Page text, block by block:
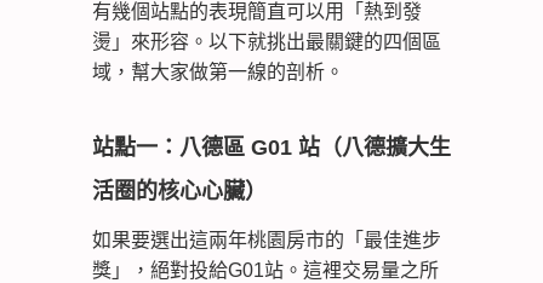
有幾個站點的表現簡直可以用「熱到發
燙」來形容。以下就挑出最關鍵的四個區
域，幫大家做第一線的剖析。
站點一：八德區 G01 站（八德擴大生
活圈的核心心臟）
如果要選出這兩年桃園房市的「最佳進步
獎」，絕對投給G01站。這裡交易量之所